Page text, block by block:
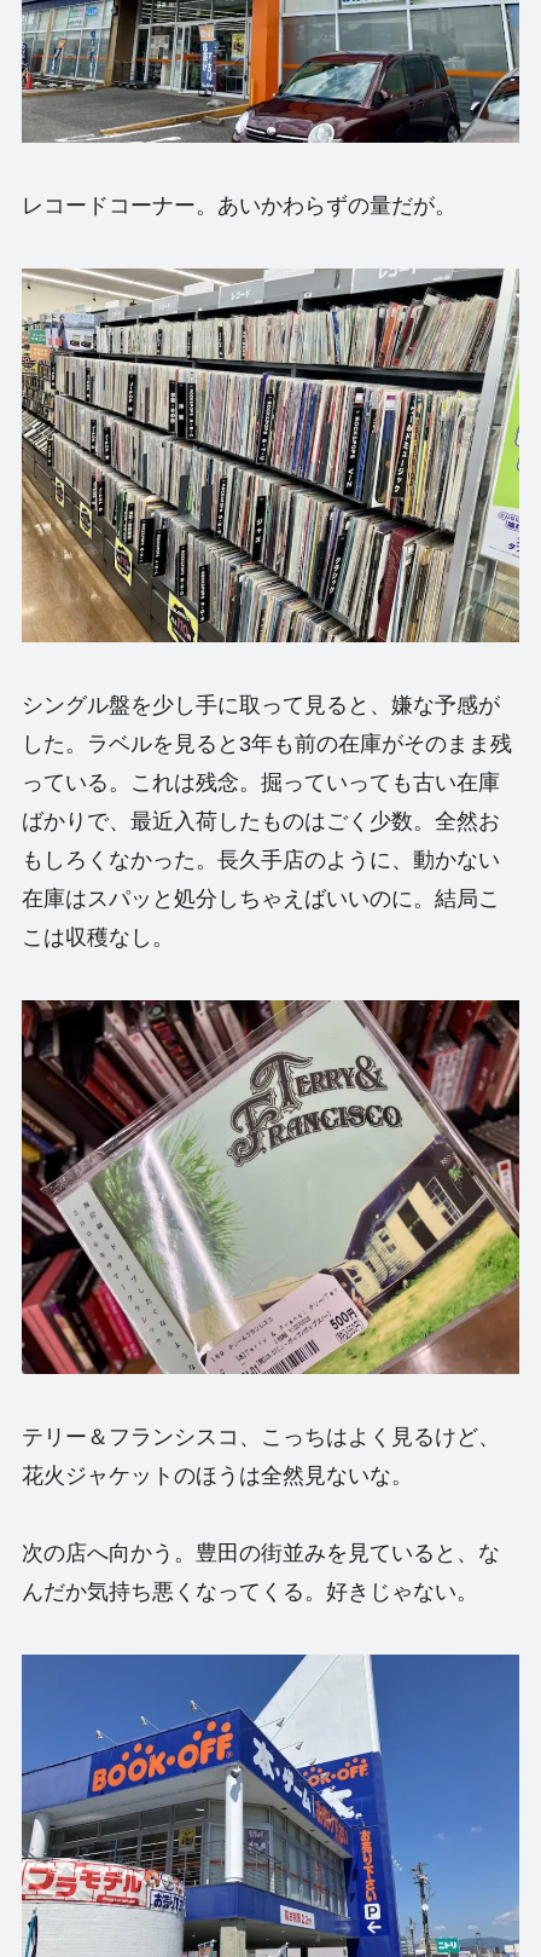
レコードコーナー。あいかわらずの量だが。
シングル盤を少し手に取って見ると、嫌な予感が
した。ラベルを見ると3年も前の在庫がそのまま残
っている。これは残念。掘っていっても古い在庫
ばかりで、最近入荷したものはごく少数。全然お
もしろくなかった。長久手店のように、動かない
在庫はスパッと処分しちゃえばいいのに。結局こ
こは収穫なし。
テリー＆フランシスコ、こっちはよく見るけど、
花火ジャケットのほうは全然見ないな。
次の店へ向かう。豊田の街並みを見ていると、な
んだか気持ち悪くなってくる。好きじゃない。